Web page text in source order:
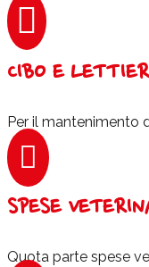

CIBO E
Per il mantenimento

SPESE
Quota parte spese